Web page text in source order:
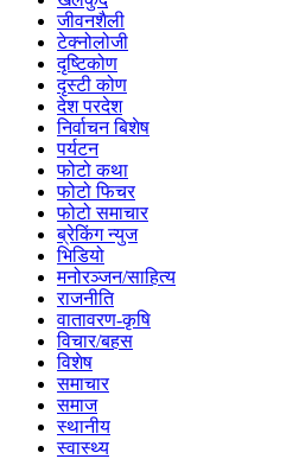
जीवनशैली
टेक्नोलोजी
दृष्टिकोण
दृस्टी कोण
देश परदेश
निर्वाचन बिशेष
पर्यटन
फोटो कथा
फोटो फिचर
फोटो समाचार
ब्रेकिंग न्युज
भिडियो
मनोरञ्जन/साहित्य
राजनीति
वातावरण-कृषि
विचार/बहस
विशेष
समाचार
समाज
स्थानीय
स्वास्थ्य